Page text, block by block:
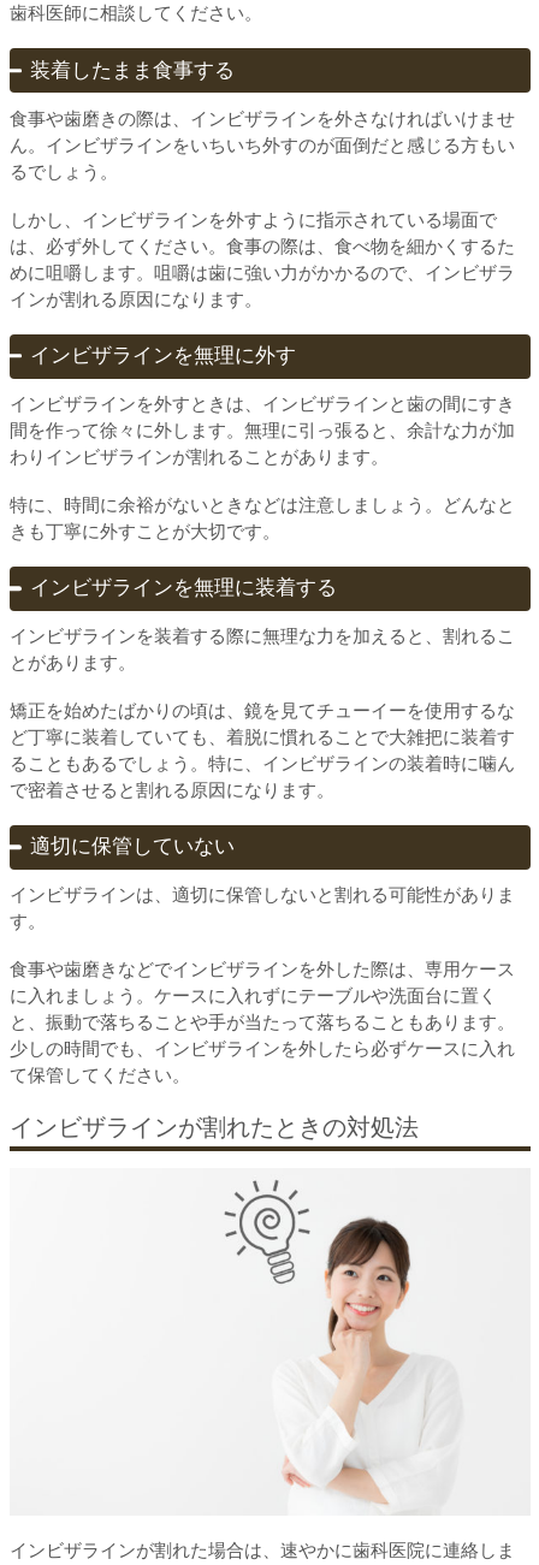
歯科医師に相談してください。
装着したまま食事する
食事や歯磨きの際は、インビザラインを外さなければいけませ
ん。インビザラインをいちいち外すのが面倒だと感じる方もい
るでしょう。
しかし、インビザラインを外すように指示されている場面で
は、必ず外してください。食事の際は、食べ物を細かくするた
めに咀嚼します。咀嚼は歯に強い力がかかるので、インビザラ
インが割れる原因になります。
インビザラインを無理に外す
インビザラインを外すときは、インビザラインと歯の間にすき
間を作って徐々に外します。無理に引っ張ると、余計な力が加
わりインビザラインが割れることがあります。
特に、時間に余裕がないときなどは注意しましょう。どんなと
きも丁寧に外すことが大切です。
インビザラインを無理に装着する
インビザラインを装着する際に無理な力を加えると、割れるこ
とがあります。
矯正を始めたばかりの頃は、鏡を見てチューイーを使用するな
ど丁寧に装着していても、着脱に慣れることで大雑把に装着す
ることもあるでしょう。特に、インビザラインの装着時に噛ん
で密着させると割れる原因になります。
適切に保管していない
インビザラインは、適切に保管しないと割れる可能性がありま
す。
食事や歯磨きなどでインビザラインを外した際は、専用ケース
に入れましょう。ケースに入れずにテーブルや洗面台に置く
と、振動で落ちることや手が当たって落ちることもあります。
少しの時間でも、インビザラインを外したら必ずケースに入れ
て保管してください。
インビザラインが割れたときの対処法
インビザラインが割れた場合は、速やかに歯科医院に連絡しま